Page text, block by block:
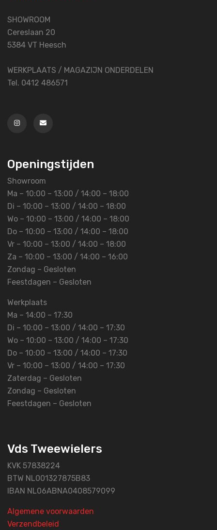
SHOWROOM
Cereslaan 20
5384 VT Heesch
WERKPLAATS / MAGAZIJN ONDERDELEN
Tel. 0412 486571
Openingstijden
Showroom
Ma – 10:00 – 13:00 / 14:00 – 18:00
Di – 10:00 – 13:00 / 14:00 – 18:00
Wo – 10:00 – 13:00 / 14:00 – 18:00
Do – 10:00 – 13:00 / 14:00 – 18:00
Vr – 10:00 – 13:00 / 14:00 – 18:00
Za – 10:00 – 13:00 / 14:00 – 16:00
Zondag – Gesloten
Feestdagen – Gesloten
Werkplaats
Ma – 14:00 – 17:30
Di – 10:00 – 13:00 / 14:00 – 17:30
Wo – 10:00 – 13:00 / 14:00 – 17:30
Do – 10:00 – 13:00 / 14:00 – 17:30
Vr – 10:00 – 13:00 / 14:00 – 17:30
Zaterdag – Gesloten
Zondag – Gesloten
Feestdagen – Gesloten
Vds Tweewielers
KVK 57838224
BTW NL001327875B83
IBAN NL06ABNA0408579099
Algemene voorwaarden
Verzendbeleid